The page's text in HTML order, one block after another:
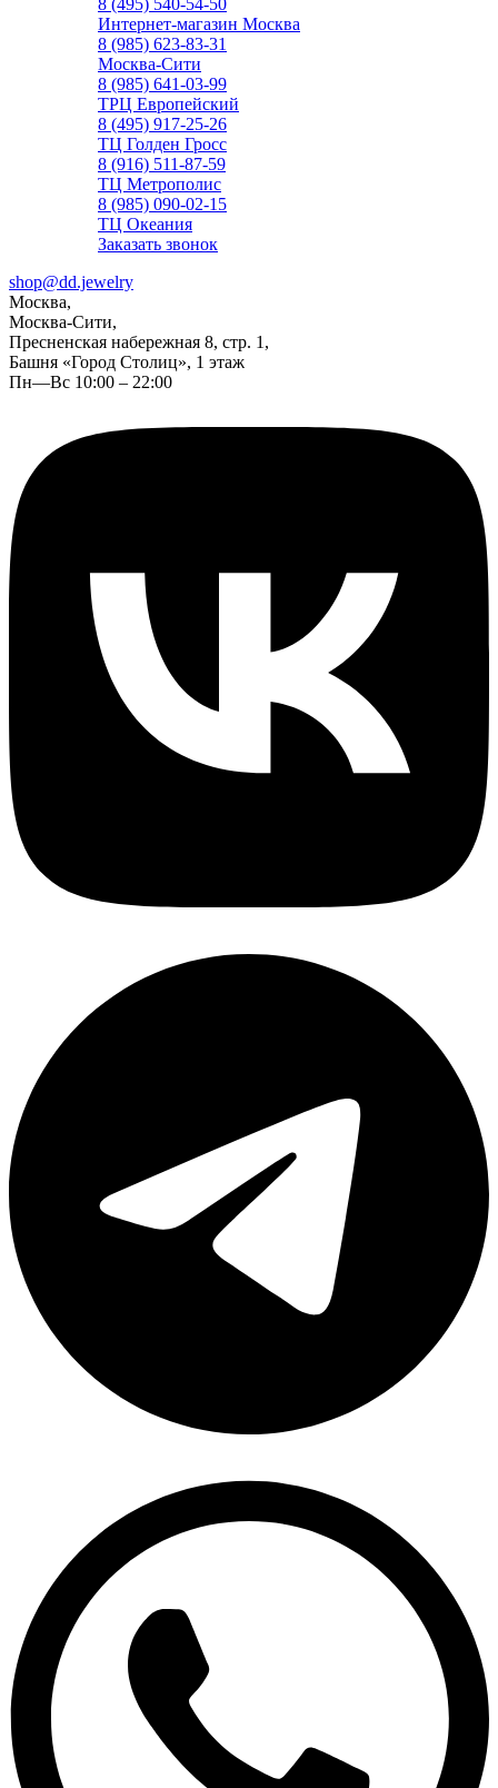
8 (495) 540-54-50
Интернет-магазин Москва
8 (985) 623-83-31
Москва-Сити
8 (985) 641-03-99
ТРЦ Европейский
8 (495) 917-25-26
ТЦ Голден Гросс
8 (916) 511-87-59
ТЦ Метрополис
8 (985) 090-02-15
ТЦ Океания
Заказать звонок
shop@dd.jewelry
Москва,
Москва-Сити,
Пресненская набережная 8, стр. 1,
Башня «Город Столиц», 1 этаж
Пн—Вс 10:00 – 22:00